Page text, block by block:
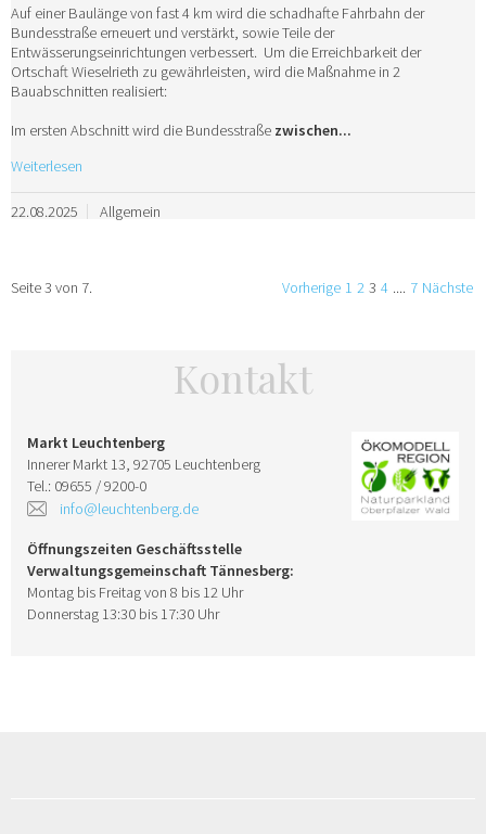
Auf einer Baulänge von fast 4 km wird die schadhafte Fahrbahn der
Bundesstraße erneuert und verstärkt, sowie Teile der
Entwässerungseinrichtungen verbessert. Um die Erreichbarkeit der
Ortschaft Wieselrieth zu gewährleisten, wird die Maßnahme in 2
Bauabschnitten realisiert:
Im ersten Abschnitt wird die Bundesstraße zwischen...
Weiterlesen
22.08.2025 Allgemein
Seite 3 von 7. Vorherige 1 2 3 4 .... 7 Nächste
Kontakt
Markt Leuchtenberg
Innerer Markt 13, 92705 Leuchtenberg
Tel.: 09655 / 9200-0
info@leuchtenberg.de
Öffnungszeiten Geschäftsstelle
Verwaltungsgemeinschaft Tännesberg:
Montag bis Freitag von 8 bis 12 Uhr
Donnerstag 13:30 bis 17:30 Uhr